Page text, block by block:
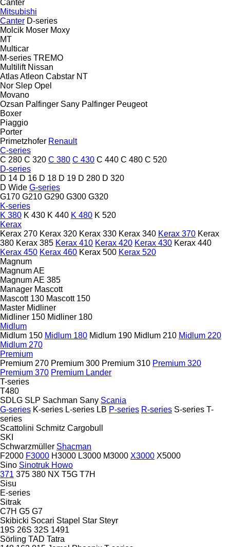
Canter
Mitsubishi
Canter D-series
Molcik Moser Moxy
MT
Multicar
M-series TREMO
Multilift Nissan
AtlasAtleon Cabstar NT
Nor Slep Opel
Movano
Ozsan Palfinger Sany Palfinger Peugeot
Boxer
Piaggio
Porter
Primetzhofer Renault
C-series
C 280 C 320 C 380 C 430 C 440 C 480 C 520
D-series
D 14 D 16 D 18 D 19 D 280 D 320
D Wide G-series
G170 G210 G290 G300 G320
K-series
K 380 K 430 K 440 K 480 K 520
Kerax
Kerax 270 Kerax 320 Kerax 330 Kerax 340 Kerax 370 Kerax
380 Kerax 385 Kerax 410 Kerax 420 Kerax 430 Kerax 440
Kerax 450 Kerax 460 Kerax 500 Kerax 520
Magnum
Magnum AE
Magnum AE 385
Manager Mascott
Mascott 130 Mascott 150
Master Midliner
Midliner 150 Midliner 180
Midlum
Midlum 150 Midlum 180 Midlum 190 Midlum 210 Midlum 220
Midlum 270
Premium
Premium 270 Premium 300 Premium 310 Premium 320
Premium 370 Premium Lander
T-series
T480
SDLG SLP Sachman Sany Scania
G-series K-series L-series LB P-series R-series S-series T-
series
Scattolini Schmitz Cargobull
SKI
Schwarzmüller Shacman
F2000 F3000 H3000 L3000 M3000 X3000 X5000
Sino Sinotruk Howo
371 375 380 NX T5G T7H
Sisu
E-series
Sitrak
C7H G5 G7
Skibicki Socari Stapel Star Steyr
19S 26S 32S 1491
Sörling TAD Tatra